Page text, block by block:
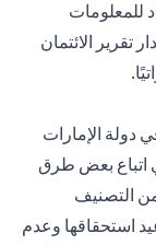
للمعلومات
تقرير الائتمان
دولة الإمارات
اتباع بعض طرق
التصنيف
استحقاقها وعدم